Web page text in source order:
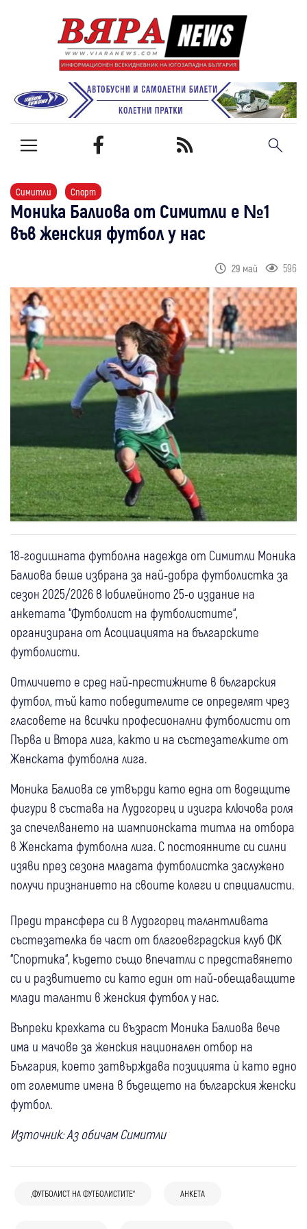
Симитли Спорт
Моника Балиова от Симитли е №1
във женския футбол у нас
29 май 596
18-годишната футболна надежда от Симитли Моника
Балиова беше избрана за най-добра футболистка за
сезон 2025/2026 в юбилейното 25-о издание на
анкетата “Футболист на футболистите“,
организирана от Асоциацията на българските
футболисти.
Отличието е сред най-престижните в българския
футбол, тъй като победителите се определят чрез
гласовете на всички професионални футболисти от
Първа и Втора лига, както и на състезателките от
Женската футболна лига.
Моника Балиова се утвърди като една от водещите
фигури в състава на Лудогорец и изигра ключова роля
за спечелването на шампионската титла на отбора
в Женската футболна лига. С постоянните си силни
изяви през сезона младата футболистка заслужено
получи признанието на своите колеги и специалисти.
Преди трансфера си в Лудогорец талантливата
състезателка бе част от благоевградския клуб ФК
“Спортика“, където също впечатли с представянето
си и развитието си като един от най-обещаващите
млади таланти в женския футбол у нас.
Въпреки крехката си възраст Моника Балиова вече
има и мачове за женския национален отбор на
България, което затвърждава позицията ѝ като едно
от големите имена в бъдещето на българския женски
футбол.
Източник: Аз обичам Симитли
„ФУТБОЛИСТ НА ФУТБОЛИСТИТЕ“ АНКЕТА
България 19 юни